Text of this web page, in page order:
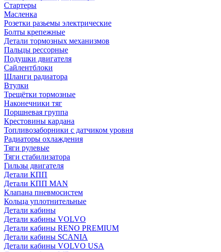
Стартеры
Масленка
Розетки разьемы электрические
Болты крепежные
Детали тормозных механизмов
Пальцы рессорные
Подушки двигателя
Сайлентблоки
Шланги радиатора
Втулки
Трещётки тормозные
Наконечники тяг
Поршневая группа
Крестовины кардана
Топливозаборники с датчиком уровня
Радиаторы охлаждения
Тяги рулевые
Тяги стабилизатора
Гильзы двигателя
Детали КПП
Детали КПП MAN
Клапана пневмосистем
Кольца уплотнительные
Детали кабины
Детали кабины VOLVO
Детали кабины RENO PREMIUM
Детали кабины SCANIA
Детали кабины VOLVO USA